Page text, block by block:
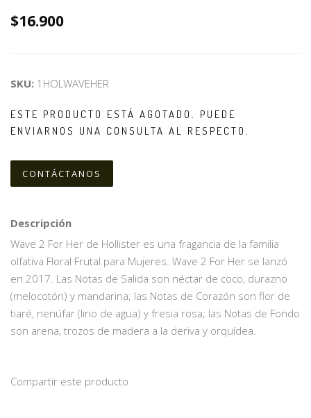
$16.900
SKU: 1HOLWAVEHER
ESTE PRODUCTO ESTÁ AGOTADO. PUEDE
ENVIARNOS UNA CONSULTA AL RESPECTO.
CONTÁCTANOS
Descripción
Wave 2 For Her de Hollister es una fragancia de la familia
olfativa Floral Frutal para Mujeres. Wave 2 For Her se lanzó
en 2017. Las Notas de Salida son néctar de coco, durazno
(melocotón) y mandarina; las Notas de Corazón son flor de
tiaré, nenúfar (lirio de agua) y fresia rosa; las Notas de Fondo
son arena, trozos de madera a la deriva y orquídea.
Compartir este producto